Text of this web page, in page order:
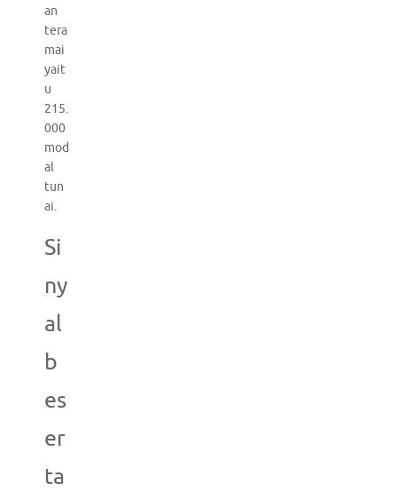
an
tera
mai
yait
u
215.
000
mod
al
tun
ai.
Si
ny
al
b
es
er
ta